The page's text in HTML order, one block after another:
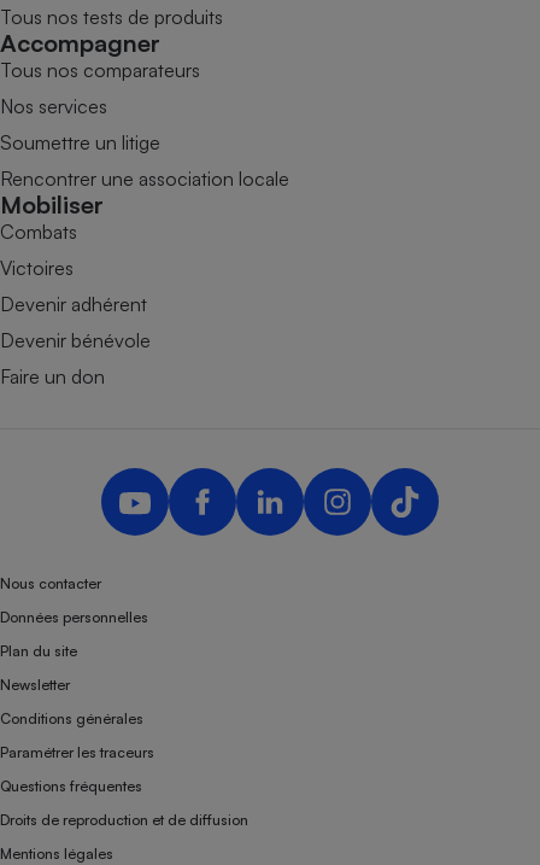
Tous nos tests de produits
Accompagner
Tous nos comparateurs
Nos services
Soumettre un litige
Rencontrer une association locale
Mobiliser
Combats
Victoires
Devenir adhérent
Devenir bénévole
Faire un don
Nous contacter
Données personnelles
Plan du site
Newsletter
Conditions générales
Paramétrer les traceurs
Questions fréquentes
Droits de reproduction et de diffusion
Mentions légales